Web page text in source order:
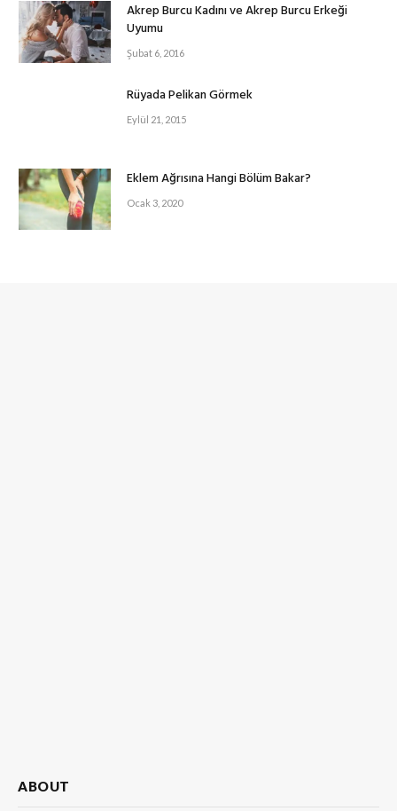
Akrep Burcu Kadını ve Akrep Burcu Erkeği
Uyumu
Şubat 6, 2016
Rüyada Pelikan Görmek
Eylül 21, 2015
Eklem Ağrısına Hangi Bölüm Bakar?
Ocak 3, 2020
ABOUT